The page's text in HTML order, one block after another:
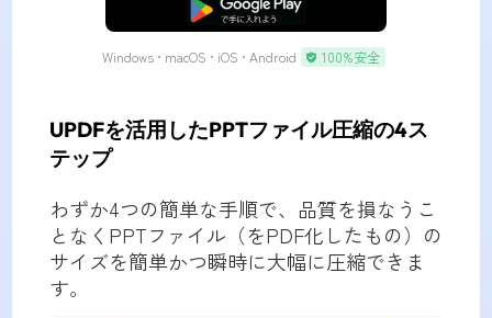
無料ダウンロード
Windows • macOS • iOS • Android 100%安全
UPDFを活用したPPTファイル圧縮の4ス
テップ
わずか4つの簡単な手順で、品質を損なうこ
となくPPTファイル（をPDF化したもの）の
サイズを簡単かつ瞬時に大幅に圧縮できま
す。